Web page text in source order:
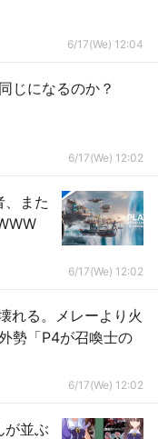
6/17(We) 12:04
じになるのか？
6/17(We) 12:02
、また
6/17(We) 12:02
れる。メレーより火
勢「P4が召喚士の
6/17(We) 12:02
が並ぶ